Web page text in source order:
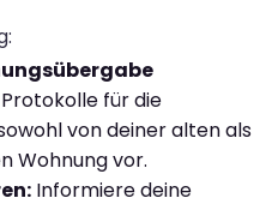
für die
von deiner alten als
Wohnung vor.
Informiere deine